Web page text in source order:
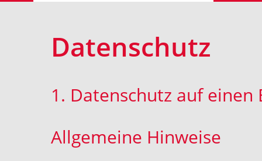
Datenschutz
1. Datenschutz auf einen
Allgemeine Hinweise